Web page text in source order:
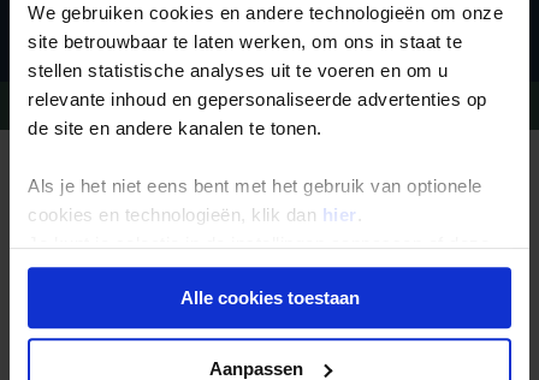
We gebruiken cookies en andere technologieën om onze
site betrouwbaar te laten werken, om ons in staat te
stellen statistische analyses uit te voeren en om u
relevante inhoud en gepersonaliseerde advertenties op
de site en andere kanalen te tonen.
Als je het niet eens bent met het gebruik van optionele
cookies en technologieën, klik dan hier .
Je kunt je selectie in de instellingen aanpassen of deze
onder aan de pagina op elk gewenst moment voor de
toekomst wijzigen.Alle cookies toestaan
Aanpassen
Vragen?Bel 020-7887700
Waarom Koning Aap?
Bestemmingen
Vacatures
Veelgestelde vragen
Reisverzekeringen
Groepsreizen